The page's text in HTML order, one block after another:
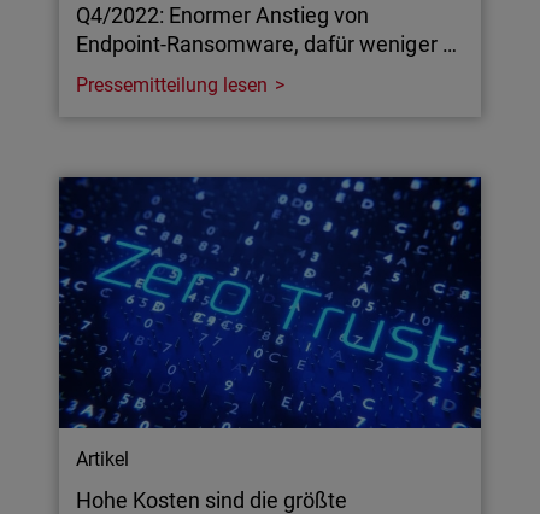
Q4/2022: Enormer Anstieg von
Endpoint-Ransomware, dafür weniger …
Pressemitteilung lesen
Artikel
Hohe Kosten sind die größte